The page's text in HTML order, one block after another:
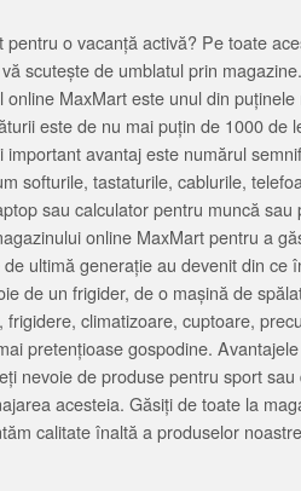
o vacanță activă? Pe toate
scutește de umblatul prin
MaxMart este unul din
este de nu mai puțin de 1000 de
avantaj este numărul
softurile, tastaturile, cablurile,
sau calculator pentru muncă
online MaxMart pentru a
ultimă generație au devenit din
de un frigider, de o mașină de
climatizoare, cuptoare,
pretențioase gospodine.
nevoie de produse pentru sport
acesteia. Găsiți de toate la
calitate înaltă a produselor